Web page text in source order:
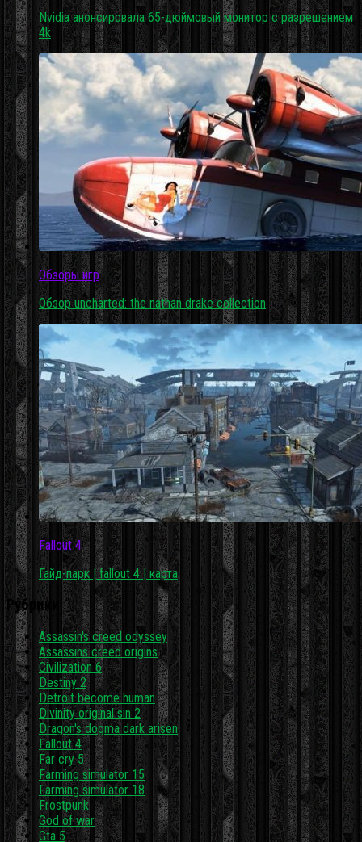
Nvidia анонсировала 65-дюймовый монитор с разрешением
4k
Обзоры игр
Обзор uncharted: the nathan drake collection
Fallout 4
Гайд-парк | fallout 4 | карта
Рубрики
Assassin's creed odyssey
Assassins creed origins
Civilization 6
Destiny 2
Detroit become human
Divinity original sin 2
Dragon's dogma dark arisen
Fallout 4
Far cry 5
Farming simulator 15
Farming simulator 18
Frostpunk
God of war
Gta 5